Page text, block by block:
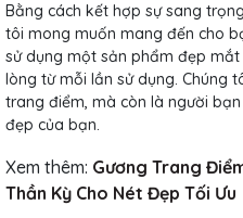
Bằng cách kết hợp sự sang
tôi mong muốn mang đến cho
sử dụng một sản phẩm đẹp
lòng từ mỗi lần sử dụng. Chúng
trang điểm, mà còn là người
đẹp của bạn.
Xem thêm: Gương Trang
Thần Kỳ Cho Nét Đẹp Tối Ưu